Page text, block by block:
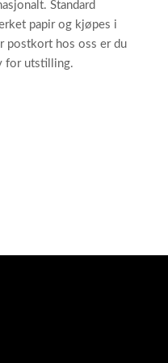
Standard
papir og kjøpes i
postkort hos oss er du
for utstilling.